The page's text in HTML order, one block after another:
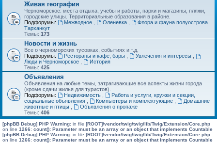
Живая география
Черноморское: места отдыха, учебы и работы, парки и магазины, пляжи,
городские улицы. Территориальные образования в районе.
Подфорумы:
Межводное Оленевка
Флора и фауна полуострова
Тарханкут
Темы: 173
Новости и жизнь
Все о черноморских тусовках, событиях и т.д.
Подфорумы:
Рестораны и кафе, бары Увлечения и интересы
Люди и Черноморское
История
Темы: 425
Объявления
Объявления на любые темы, затрагивающие все аспекты жизни города
(кроме сдачи жилья для туристов).
Подфорумы:
Недвижимость
Работа и услуги, кружки и секции,
социальные объявления
Компьютеры и комплектующие
Домашние
животные и птицы
Объявления о пропаже
Темы: 406
[phpBB Debug] PHP Warning: in file [ROOT]/vendor/twig/twig/lib/Twig/Extension/Core.php
on line 1266: count(): Parameter must be an array or an object that implements Countable
[phpBB Debug] PHP Warning: in file [ROOT]/vendor/twig/twig/lib/Twig/Extension/Core.php
on line 1266: count(): Parameter must be an array or an object that implements Countable